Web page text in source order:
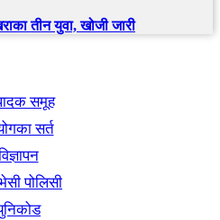
तीन युवा, खोजी जारी
समूह
सर्त
पोलिसी